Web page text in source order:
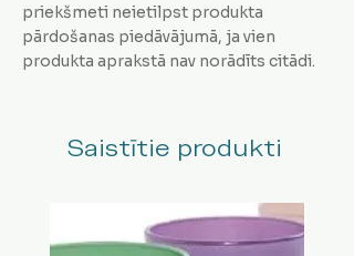
priekšmeti neietilpst produkta
pārdošanas piedāvājumā, ja vien
produkta aprakstā nav norādīts citādi.
Saistītie produkti